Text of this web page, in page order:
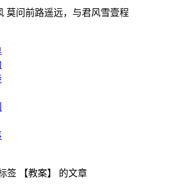
莫问前路遥远，与君风雪壹程
签 【教案】 的文章